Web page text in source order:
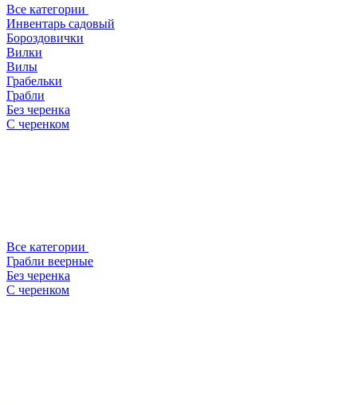
Все категории
Инвентарь садовый
Бороздовички
Вилки
Вилы
Грабельки
Грабли
Без черенка
С черенком
Все категории
Грабли веерные
Без черенка
С черенком